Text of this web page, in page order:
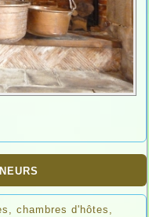
chambres d'hôtes,